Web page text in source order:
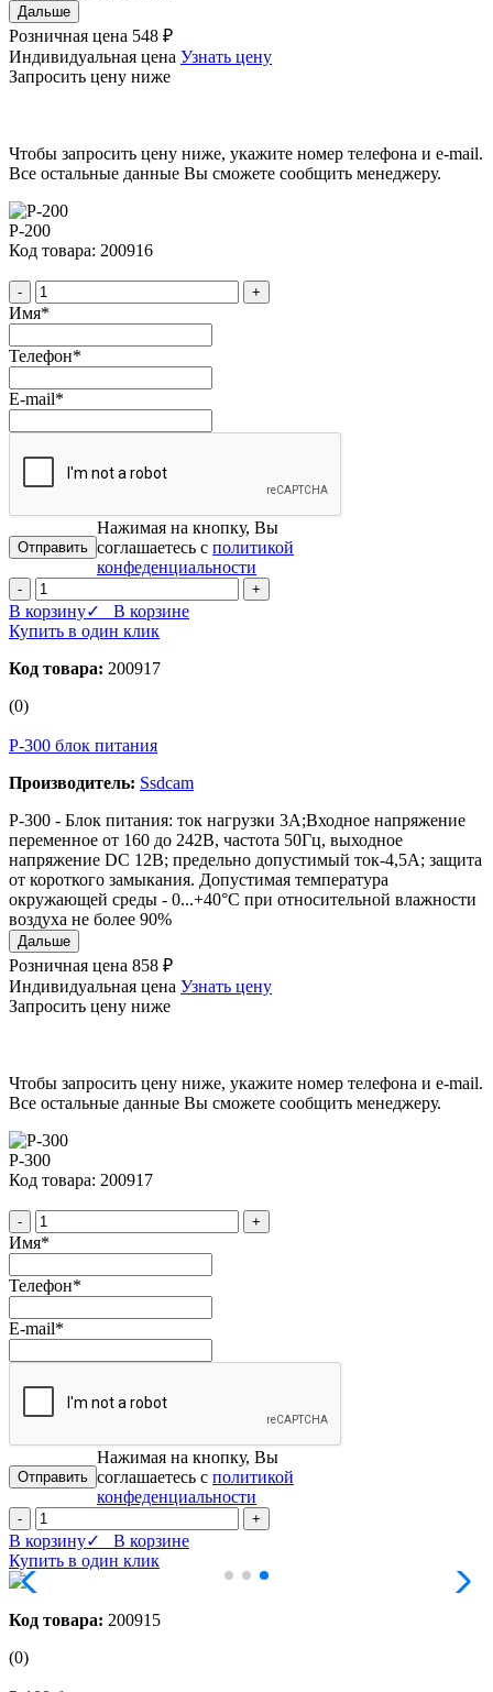
Дальше
Розничная цена 548 ₽
Индивидуальная цена Узнать цену
Запросить цену ниже
Чтобы запросить цену ниже, укажите номер телефона и e-mail.
Все остальные данные Вы сможете сообщить менеджеру.
P-200
Код товара: 200916
- +
Имя*
Телефон*
E-mail*
Нажимая на кнопку, Вы
соглашаетесь с политикой
конфеденциальности
- +
В корзину✓ В корзине
Купить в один клик
Код товара: 200917
(0)
P-300 блок питания
Производитель: Ssdcam
P-300 - Блок питания: ток нагрузки 3А;Входное напряжение
переменное от 160 до 242В, частота 50Гц, выходное
напряжение DC 12В; предельно допустимый ток-4,5А; защита
от короткого замыкания. Допустимая температура
окружающей среды - 0...+40°C при относительной влажности
воздуха не более 90%
Дальше
Розничная цена 858 ₽
Индивидуальная цена Узнать цену
Запросить цену ниже
Чтобы запросить цену ниже, укажите номер телефона и e-mail.
Все остальные данные Вы сможете сообщить менеджеру.
P-300
Код товара: 200917
- +
Имя*
Телефон*
E-mail*
Нажимая на кнопку, Вы
соглашаетесь с политикой
конфеденциальности
- +
В корзину✓ В корзине
Купить в один клик
Код товара: 200915
(0)